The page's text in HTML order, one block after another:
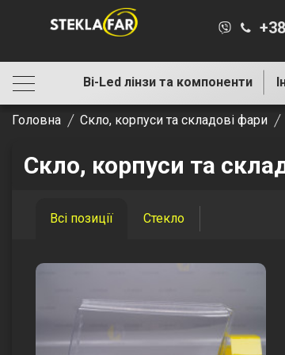
Bi-Led лінзи та компоненти
Головна Скло, корпуси та складові фари
Скло, корпуси та
Всі позиції Стекло